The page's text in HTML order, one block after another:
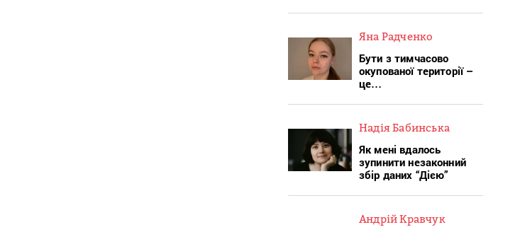
Яна Радченко
Бути з тимчасово
окупованої території –
це…
Надія Бабинська
Як мені вдалось
зупинити незаконний
збір даних “Дією”
Андрій Кравчук